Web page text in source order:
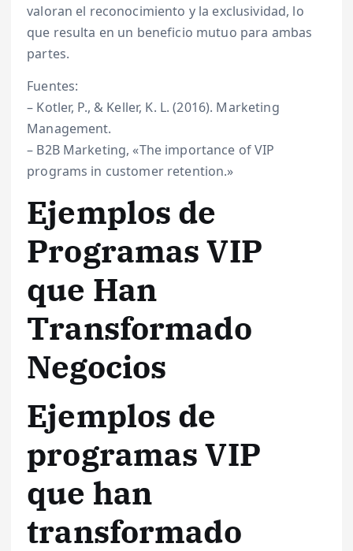
valoran el reconocimiento y la exclusividad, lo
que resulta en un beneficio mutuo para ambas
partes.
Fuentes:
– Kotler, P., & Keller, K. L. (2016). Marketing
Management.
– B2B Marketing, «The importance of VIP
programs in customer retention.»
Ejemplos de
Programas VIP
que Han
Transformado
Negocios
Ejemplos de
programas VIP
que han
transformado